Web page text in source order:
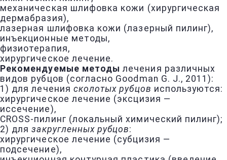
механическая шлифовка кожи (хирургическая
дермабразия),
лазерная шлифовка кожи (лазерный пилинг),
инъекционные методы,
физиотерапия,
хирургическое лечение.
Рекомендуемые методы лечения различных
видов рубцов (согласно Goodman G. J., 2011):
1) для лечения сколотых рубцов используются:
хирургическое лечение (эксцизия —
иссечение),
CROSS-пилинг (локальный химический пилинг);
2) длязакругленных рубцов:
хирургическое лечение (субцизия —
подсечение),